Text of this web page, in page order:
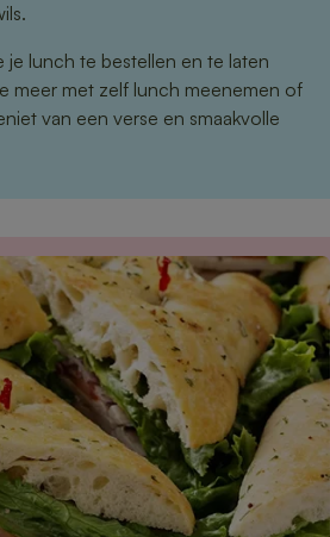
lunch te bestellen en te laten
meer met zelf lunch meenemen of
van een verse en smaakvolle